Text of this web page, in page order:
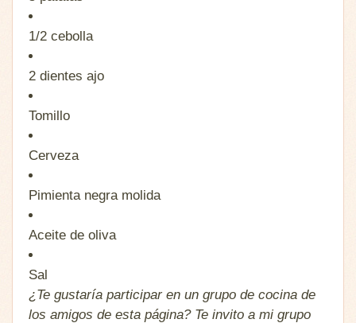
1/2 cebolla
2 dientes ajo
Tomillo
Cerveza
Pimienta negra molida
Aceite de oliva
Sal
¿Te gustaría participar en un grupo de cocina de
los amigos de esta página? Te invito a mi grupo